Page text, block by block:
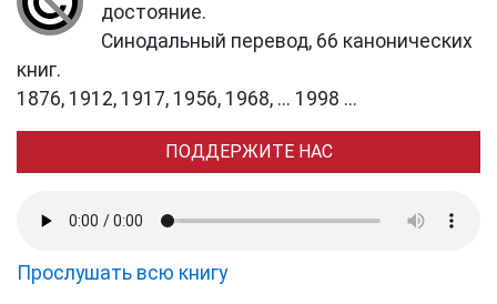
достояние.
Синодальный перевод, 66 канонических
книг.
1876, 1912, 1917, 1956, 1968, ... 1998 ...
ПОДДЕРЖИТЕ НАС
Прослушать всю книгу